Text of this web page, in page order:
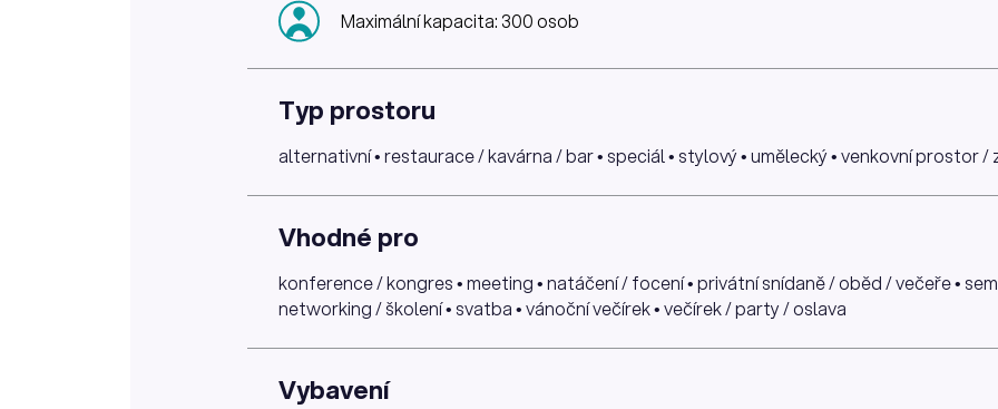
Maximální kapacita: 300 osob
Typ prostoru
alternativní • restaurace / kavárna / bar • speciál • stylový • umělecký • venkovní prostor
Vhodné pro
konference / kongres • meeting • natáčení / focení • privátní snídaně / oběd / večeře •
networking / školení • svatba • vánoční večírek • večírek / party / oslava
Vybavení